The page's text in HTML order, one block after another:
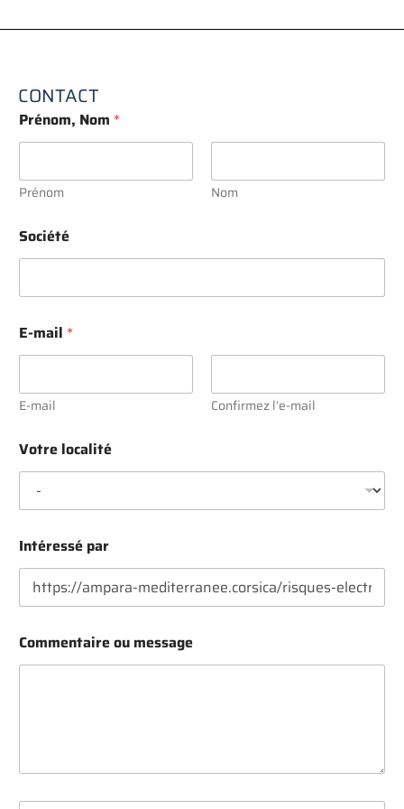
CONTACT
Prénom, Nom *
Prénom Nom
Société
E-mail *
E-mail Confirmez l’e-mail
Votre localité
Intéressé par
P
r
P
é
Commentaire ou message